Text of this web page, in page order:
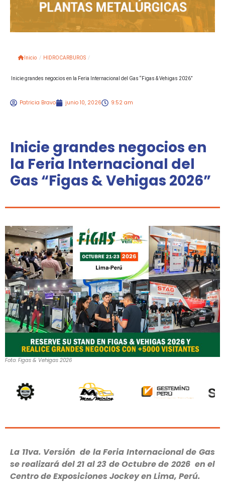
Inicio / HIDROCARBUROS /
Inicie grandes negocios en la Feria Internacional del Gas “Figas & Vehigas 2026”
Patricia Bravo junio 10, 2026 9:52 am
Inicie grandes negocios en
la Feria Internacional del
Gas “Figas & Vehigas 2026”
Foto: Figas & Vehigas 2026
La 11va. Versión de la Feria Internacional de Gas
se realizará del 21 al 23 de Octubre de 2026 en el
Centro de Exposiciones Jockey en Lima, Perú.